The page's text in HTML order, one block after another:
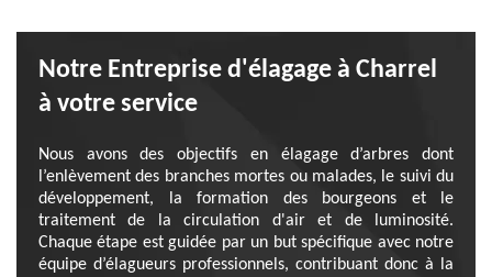
Notre Entreprise d'élagage à Charrel
à votre service
Nous avons des objectifs en élagage d’arbres dont
l’enlèvement des branches mortes ou malades, le suivi du
développement, la formation des bourgeons et le
traitement de la circulation d'air et de luminosité.
Chaque étape est guidée par un but spécifique avec notre
équipe d’élagueurs professionnels, contribuant donc à la